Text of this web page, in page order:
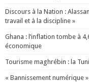
Discours à la Nation :
travail et à la discipline »
Ghana : l’inflation tombe à
économique
Tourisme maghrébin : la
« Bannissement numérique